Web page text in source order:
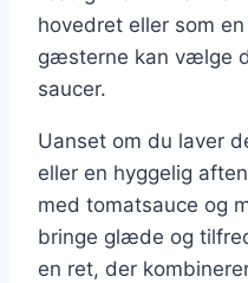
hovedret eller som
gæsterne kan vælge
saucer.
Uanset om du laver
eller en hyggelig
med tomatsauce og
bringe glæde og
en ret, der